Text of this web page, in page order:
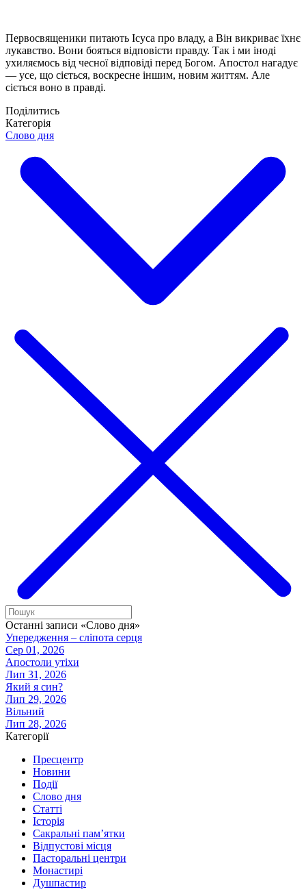
Первосвященики питають Ісуса про владу, а Він викриває їхнє
лукавство. Вони бояться відповісти правду. Так і ми іноді
ухиляємось від чесної відповіді перед Богом. Апостол нагадує
— усе, що сіється, воскресне іншим, новим життям. Але
сіється воно в правді.
Поділитись
Категорія
Слово дня
Останні записи «Слово дня»
Упередження – сліпота серця
Сер 01, 2026
Апостоли утіхи
Лип 31, 2026
Який я син?
Лип 29, 2026
Вільний
Лип 28, 2026
Категорії
Пресцентр
Новини
Події
Слово дня
Статті
Історія
Сакральні пам’ятки
Відпустові місця
Пасторальні центри
Монастирі
Душпастир